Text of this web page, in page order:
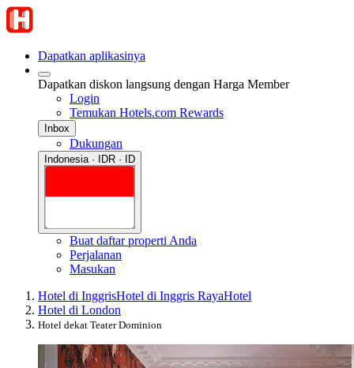
Dapatkan aplikasinya
Dapatkan diskon langsung dengan Harga Member
Login
Temukan Hotels.com Rewards
Inbox
Dukungan
Indonesia · IDR · ID
Buat daftar properti Anda
Perjalanan
Masukan
Hotel di InggrisHotel di Inggris RayaHotel
Hotel di London
Hotel dekat Teater Dominion